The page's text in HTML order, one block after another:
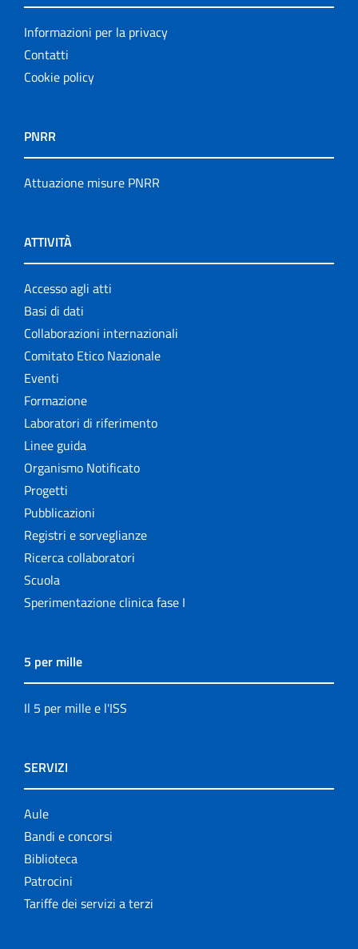
Informazioni per la privacy
Contatti
Cookie policy
PNRR
Attuazione misure PNRR
ATTIVITÀ
Accesso agli atti
Basi di dati
Collaborazioni internazionali
Comitato Etico Nazionale
Eventi
Formazione
Laboratori di riferimento
Linee guida
Organismo Notificato
Progetti
Pubblicazioni
Registri e sorveglianze
Ricerca collaboratori
Scuola
Sperimentazione clinica fase I
5 per mille
Il 5 per mille e l'ISS
SERVIZI
Aule
Bandi e concorsi
Biblioteca
Patrocini
Tariffe dei servizi a terzi